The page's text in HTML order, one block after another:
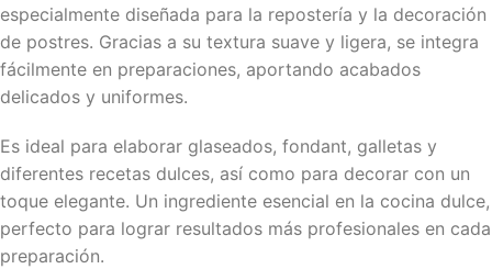
especialmente diseñada para la repostería y la decoración
de postres. Gracias a su textura suave y ligera, se integra
fácilmente en preparaciones, aportando acabados
delicados y uniformes.
Es ideal para elaborar glaseados, fondant, galletas y
diferentes recetas dulces, así como para decorar con un
toque elegante. Un ingrediente esencial en la cocina dulce,
perfecto para lograr resultados más profesionales en cada
preparación.